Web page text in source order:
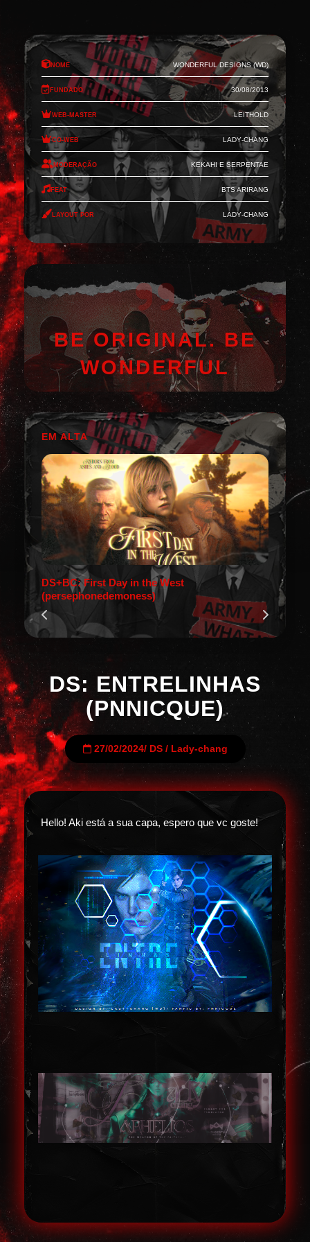
Nome Wonderful Designs (WD)
Fundado 30/08/2013
Web-Master Leithold
Co-Web Lady-Chang
Moderação Kekahi e Serpentae
Feat BTS Arirang
Layout por Lady-Chang
BE ORIGINAL. BE
WONDERFUL
EM ALTA
DS+BC: First Day in the West
(persephonedemoness)
DS: ENTRELINHAS
(PNNICQUE)
27/02/2024/ DS/ Lady-chang
Hello! Aki está a sua capa, espero que vc goste!